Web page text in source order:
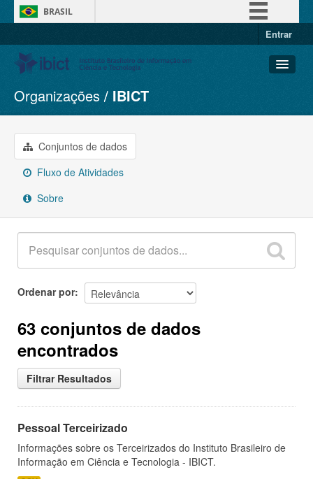
BRASIL
Entrar
Conjuntos de dados
Organizações
Grupos
Sobre
Organizações IBICT
Conjuntos de dados
Fluxo de Atividades
Sobre
Ordenar por
63 conjuntos de dados
encontrados
Filtrar Resultados
Pessoal Terceirizado
Informações sobre os Terceirizados do Instituto Brasileiro de
Informação em Ciência e Tecnologia - IBICT.